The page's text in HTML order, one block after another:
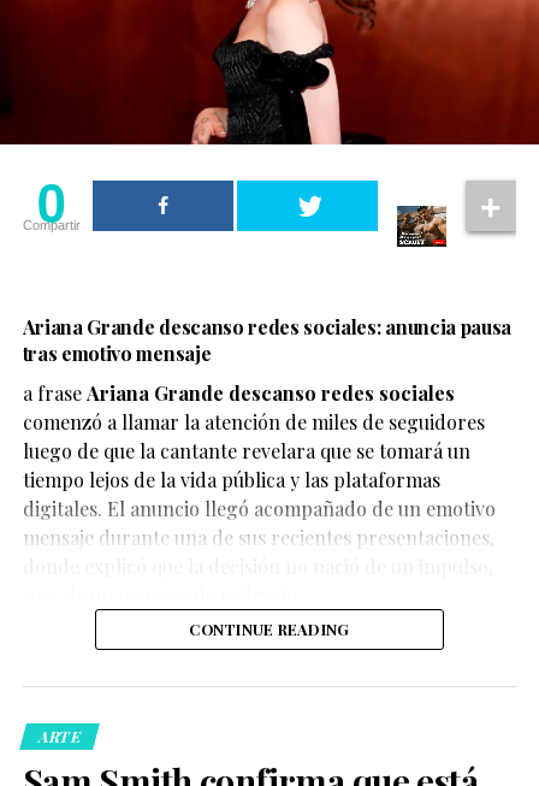
0
Compartir
Ariana Grande descanso redes sociales: anuncia pausa
tras emotivo mensaje
a fraseAriana Grande descanso redes sociales
comenzó a llamar la atención de miles de seguidores
luego de que la cantante revelara que se tomará un
tiempo lejos de la vida pública y las plataformas
digitales. El anuncio llegó acompañado de un emotivo
mensaje durante una de sus recientes presentaciones,
CONTINUE READING
ARTE